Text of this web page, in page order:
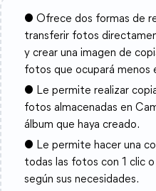
● Ofrece dos formas de
transferir fotos
y crear una imagen de
fotos que ocupará menos
● Le permite realizar
fotos almacenadas en
álbum que haya creado.
● Le permite hacer una
todas las fotos con 1 clic
según sus necesidades.